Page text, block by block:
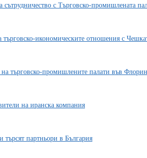
с Търговско-промишлената
търговско-икономическите отношения с
на търговско-промишлените палати във
на иранска компания
търсят партньори в България